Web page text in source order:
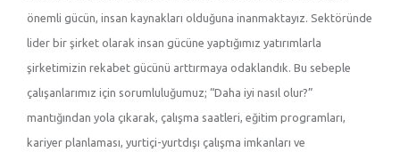
önemli gücün, insan kaynakları olduğuna inanmaktayız. Sektöründe
lider bir şirket olarak insan gücüne yaptığımız yatırımlarla
şirketimizin rekabet gücünü arttırmaya odaklandık. Bu sebeple
çalışanlarımız için sorumluluğumuz; “Daha iyi nasıl olur?”
mantığından yola çıkarak, çalışma saatleri, eğitim programları,
kariyer planlaması, yurtiçi-yurtdışı çalışma imkanları ve